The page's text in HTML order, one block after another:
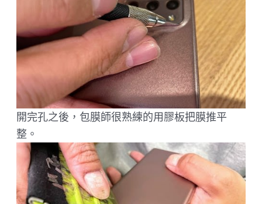
開完孔之後，包膜師很熟練的用膠板把膜推平
整。